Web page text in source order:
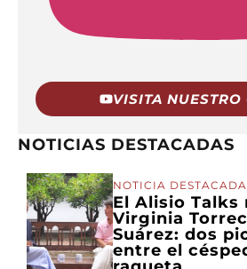
VISITA NUESTRO
NOTICIAS DESTACADAS
NOTICIA DESTACADA
El Alisio Talks
Virginia
Suárez: dos
entre el